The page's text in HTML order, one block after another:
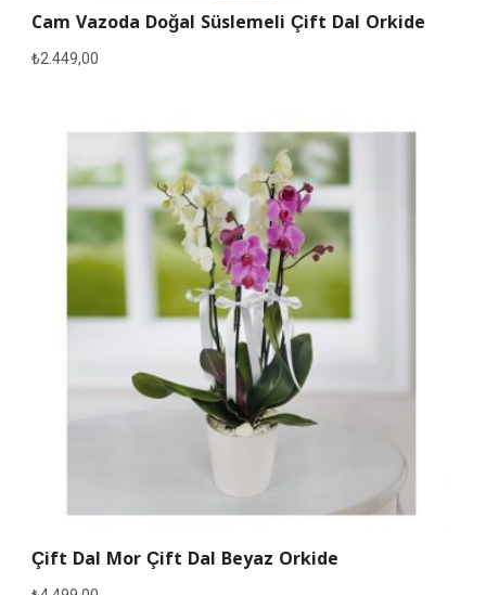
Cam Vazoda Doğal Süslemeli Çift Dal Orkide
₺2.449,00
Çift Dal Mor Çift Dal Beyaz Orkide